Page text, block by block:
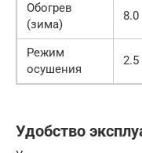
Обогрев
(зима)
8.0
Режим
осушения
2.5
Удобство